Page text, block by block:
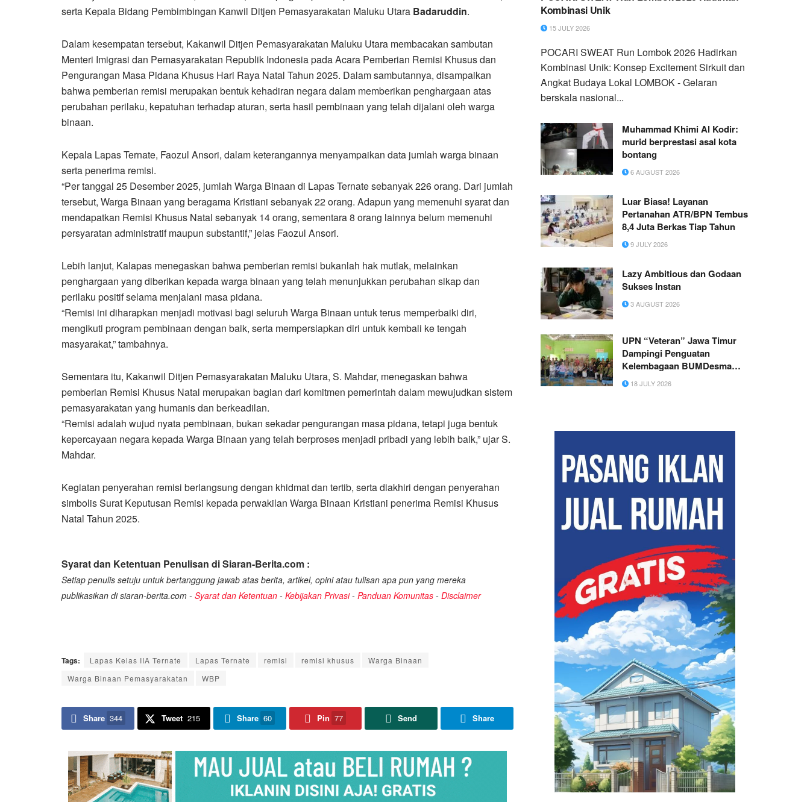
serta Kepala Bidang Pembimbingan Kanwil Ditjen Pemasyarakatan Maluku Utara Badaruddin.
Dalam kesempatan tersebut, Kakanwil Ditjen Pemasyarakatan Maluku Utara membacakan sambutan
Menteri Imigrasi dan Pemasyarakatan Republik Indonesia pada Acara Pemberian Remisi Khusus dan
Pengurangan Masa Pidana Khusus Hari Raya Natal Tahun 2025. Dalam sambutannya, disampaikan
bahwa pemberian remisi merupakan bentuk kehadiran negara dalam memberikan penghargaan atas
perubahan perilaku, kepatuhan terhadap aturan, serta hasil pembinaan yang telah dijalani oleh warga
binaan.
Kepala Lapas Ternate, Faozul Ansori, dalam keterangannya menyampaikan data jumlah warga binaan
serta penerima remisi.
“Per tanggal 25 Desember 2025, jumlah Warga Binaan di Lapas Ternate sebanyak 226 orang. Dari jumlah
tersebut, Warga Binaan yang beragama Kristiani sebanyak 22 orang. Adapun yang memenuhi syarat dan
mendapatkan Remisi Khusus Natal sebanyak 14 orang, sementara 8 orang lainnya belum memenuhi
persyaratan administratif maupun substantif,” jelas Faozul Ansori.
Lebih lanjut, Kalapas menegaskan bahwa pemberian remisi bukanlah hak mutlak, melainkan
penghargaan yang diberikan kepada warga binaan yang telah menunjukkan perubahan sikap dan
perilaku positif selama menjalani masa pidana.
“Remisi ini diharapkan menjadi motivasi bagi seluruh Warga Binaan untuk terus memperbaiki diri,
mengikuti program pembinaan dengan baik, serta mempersiapkan diri untuk kembali ke tengah
masyarakat,” tambahnya.
Sementara itu, Kakanwil Ditjen Pemasyarakatan Maluku Utara, S. Mahdar, menegaskan bahwa
pemberian Remisi Khusus Natal merupakan bagian dari komitmen pemerintah dalam mewujudkan sistem
pemasyarakatan yang humanis dan berkeadilan.
“Remisi adalah wujud nyata pembinaan, bukan sekadar pengurangan masa pidana, tetapi juga bentuk
kepercayaan negara kepada Warga Binaan yang telah berproses menjadi pribadi yang lebih baik,” ujar S.
Mahdar.
Kegiatan penyerahan remisi berlangsung dengan khidmat dan tertib, serta diakhiri dengan penyerahan
simbolis Surat Keputusan Remisi kepada perwakilan Warga Binaan Kristiani penerima Remisi Khusus
Natal Tahun 2025.
Syarat dan Ketentuan Penulisan di Siaran-Berita.com :
Setiap penulis setuju untuk bertanggung jawab atas berita, artikel, opini atau tulisan apa pun yang mereka
publikasikan di siaran-berita.com - Syarat dan Ketentuan - Kebijakan Privasi- Panduan Komunitas - Disclaimer
Tags: Lapas Kelas IIA Ternate Lapas Ternate remisi remisi khusus
Warga Binaan
Warga Binaan Pemasyarakatan
WBP
Share 344 Tweet 215 Share 60 Pin 77 Send Share
Kombinasi Unik
15 JULY 2026
POCARI SWEAT Run Lombok 2026 Hadirkan
Kombinasi Unik: Konsep Excitement Sirkuit dan
Angkat Budaya Lokal LOMBOK - Gelaran
berskala nasional...
Muhammad Khimi Al Kodir:
murid berprestasi asal kota
bontang
6 AUGUST 2026
Luar Biasa! Layanan
Pertanahan ATR/BPN Tembus
8,4 Juta Berkas Tiap Tahun
9 JULY 2026
Lazy Ambitious dan Godaan
Sukses Instan
3 AUGUST 2026
UPN “Veteran” Jawa Timur
Dampingi Penguatan
Kelembagaan BUMDesma
Sari Bumi Trenggalek Menuju
Tata Kelola Ekonomi Desa
18 JULY 2026